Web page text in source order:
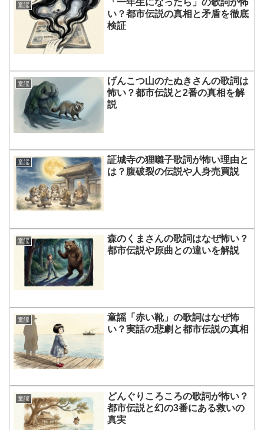
童謡
「一年生になったら」の歌詞が怖
い？都市伝説の真相と矛盾を徹底
検証
童謡
げんこつ山のたぬきさんの歌詞は
怖い？都市伝説と2番の真相を解
説
童謡
証城寺の狸囃子歌詞が怖い理由と
は？腹破裂の伝説や人身売買説
童謡
森のくまさんの歌詞はなぜ怖い？
都市伝説や原曲との違いを解説
童謡
童謡「赤い靴」の歌詞はなぜ怖
い？実話の悲劇と都市伝説の真相
童謡
どんぐりころころの歌詞が怖い？
都市伝説と幻の3番にある救いの
真実